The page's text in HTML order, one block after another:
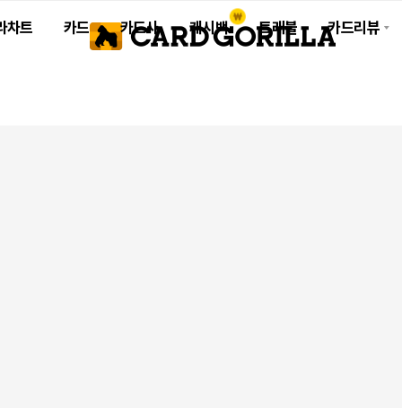
차트 카드 카드사 캐시백 트래블 카드리뷰